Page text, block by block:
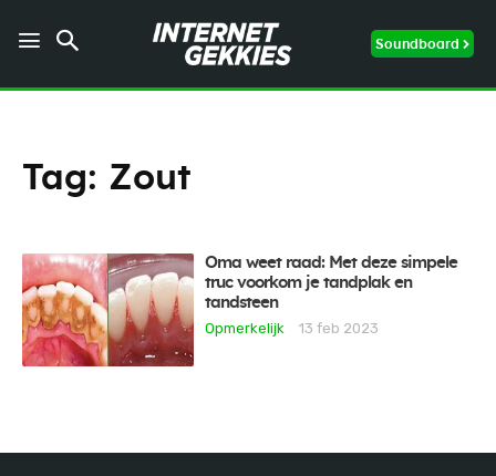
Soundboard
Tag: Zout
Oma weet raad: Met deze simpele
truc voorkom je tandplak en
tandsteen
Opmerkelijk
13 feb 2023